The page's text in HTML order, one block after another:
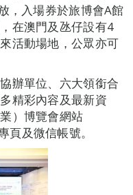
，入場券於旅博會A館
在澳門及氹仔設有4
活動場地，公眾亦可
辦單位、六大領銜合
精彩內容及最新資
）博覽會網站
及微信帳號。